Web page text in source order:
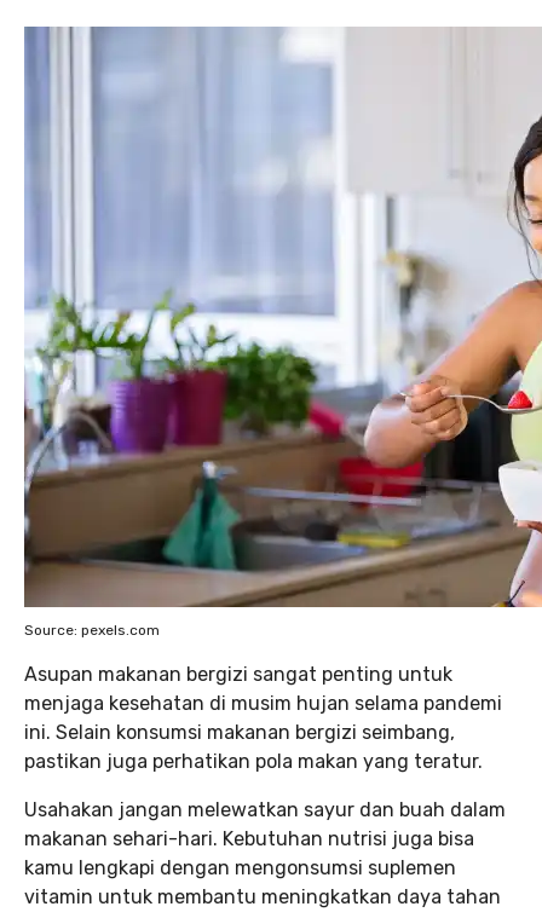
Source: pexels.com
Asupan makanan bergizi sangat penting untuk
menjaga kesehatan di musim hujan selama pandemi
ini. Selain konsumsi makanan bergizi seimbang,
pastikan juga perhatikan pola makan yang teratur.
Usahakan jangan melewatkan sayur dan buah dalam
makanan sehari-hari. Kebutuhan nutrisi juga bisa
kamu lengkapi dengan mengonsumsi suplemen
vitamin untuk membantu meningkatkan daya tahan